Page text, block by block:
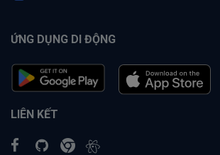
ỨNG DỤNG DI ĐỘNG
LIÊN KẾT